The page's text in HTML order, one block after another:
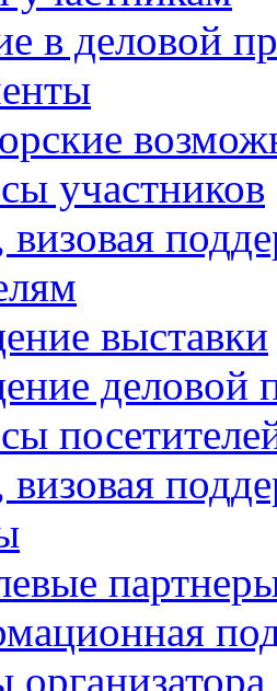
в деловой
участников
выставки
деловой
организатора